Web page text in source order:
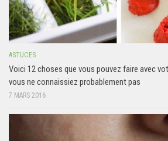
ASTUCES
Voici 12 choses que vous pouvez faire avec
vous ne connaissiez probablement pas
7 MARS 2016